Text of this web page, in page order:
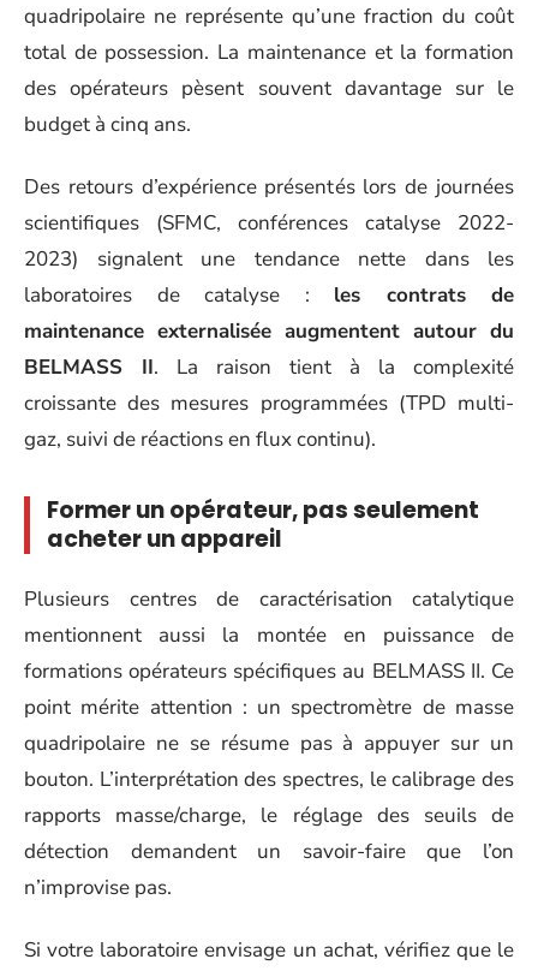
quadripolaire ne représente qu’une fraction du coût
total de possession. La maintenance et la formation
des opérateurs pèsent souvent davantage sur le
budget à cinq ans.
Des retours d’expérience présentés lors de journées
scientifiques (SFMC, conférences catalyse 2022-
2023) signalent une tendance nette dans les
laboratoires de catalyse : les contrats de
maintenance externalisée augmentent autour du
BELMASS II. La raison tient à la complexité
croissante des mesures programmées (TPD multi-
gaz, suivi de réactions en flux continu).
Former un opérateur, pas seulement
acheter un appareil
Plusieurs centres de caractérisation catalytique
mentionnent aussi la montée en puissance de
formations opérateurs spécifiques au BELMASS II. Ce
point mérite attention : un spectromètre de masse
quadripolaire ne se résume pas à appuyer sur un
bouton. L’interprétation des spectres, le calibrage des
rapports masse/charge, le réglage des seuils de
détection demandent un savoir-faire que l’on
n’improvise pas.
Si votre laboratoire envisage un achat, vérifiez que le